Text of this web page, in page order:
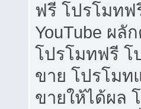
ฟรี โปรโมทฟ
YouTube ผลั
โปรโมทฟรี โ
ขาย โปรโมท
ขายให้ได้ผล